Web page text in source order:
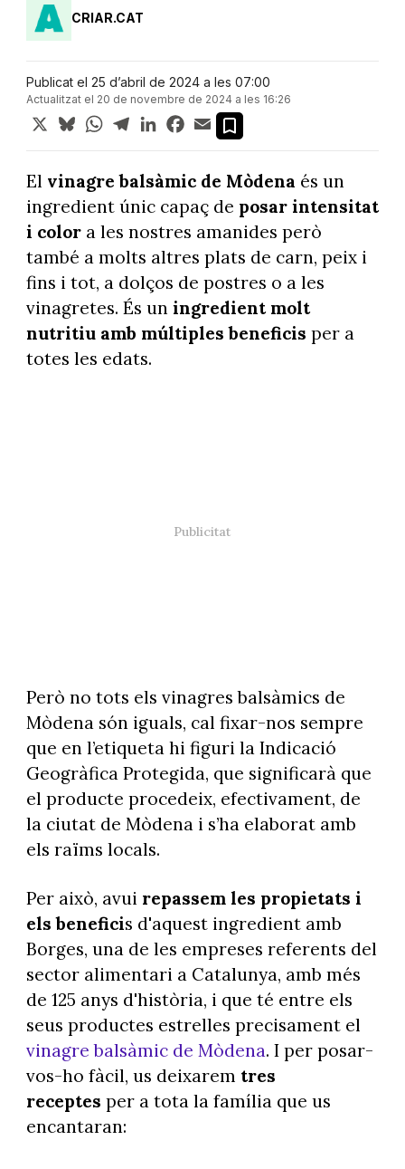
CRIAR.CAT
Publicat el 25 d’abril de 2024 a les 07:00
Actualitzat el 20 de novembre de 2024 a les 16:26
X BlueskyWhatsApp
TelegramLinkedInFacebook
Email
El vinagre balsàmic de Mòdena és un
ingredient únic capaç de posar intensitat
i colora les nostres amanides però
també a molts altres plats de carn, peix i
fins i tot, a dolços de postres o a les
vinagretes. És un ingredient molt
nutritiu amb múltiples beneficis per a
totes les edats.
Però no tots els vinagres balsàmics de
Mòdena són iguals, cal fixar-nos sempre
que en l’etiqueta hi figuri la Indicació
Geogràfica Protegida, que significarà que
el producte procedeix, efectivament, de
la ciutat de Mòdena i s’ha elaborat amb
els raïms locals.
Per això, avui repassem les propietats i
els beneficis d'aquest ingredient amb
Borges, una de les empreses referents del
sector alimentari a Catalunya, amb més
de 125 anys d'història, i que té entre els
seus productes estrelles precisament el
vinagre balsàmic de Mòdena. I per posar-
vos-ho fàcil, us deixarem tres
receptes per a tota la família que us
encantaran: